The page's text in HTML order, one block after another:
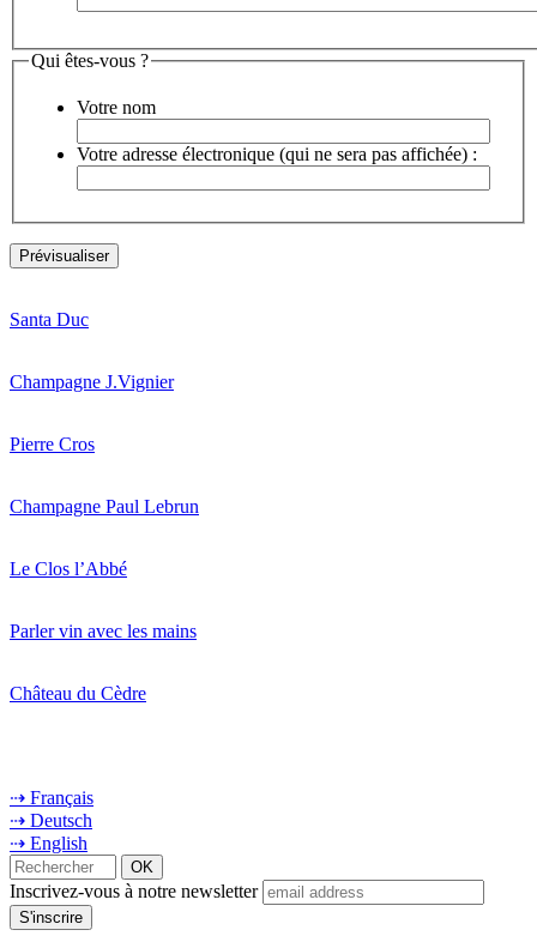
Qui êtes-vous ?
Votre nom
Votre adresse électronique (qui ne sera pas affichée) :
Santa Duc
Champagne J.Vignier
Pierre Cros
Champagne Paul Lebrun
Le Clos l’Abbé
Parler vin avec les mains
Château du Cèdre
⇢ Français
⇢ Deutsch
⇢ English
Inscrivez-vous à notre newsletter